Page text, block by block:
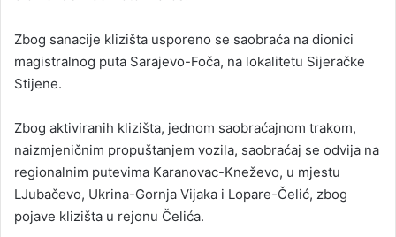
Zbog sanacije klizišta usporeno se saobraća na dionici
magistralnog puta Sarajevo-Foča, na lokalitetu Sijeračke
Stijene.
Zbog aktiviranih klizišta, jednom saobraćajnom trakom,
naizmjeničnim propuštanjem vozila, saobraćaj se odvija na
regionalnim putevima Karanovac-Kneževo, u mjestu
LJubačevo, Ukrina-Gornja Vijaka i Lopare-Čelić, zbog
pojave klizišta u rejonu Čelića.